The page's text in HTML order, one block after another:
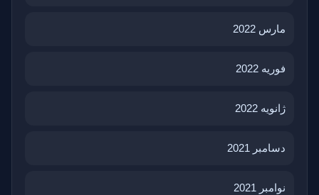
مارس 2022
فوریه 2022
ژانویه 2022
دسامبر 2021
نوامبر 2021